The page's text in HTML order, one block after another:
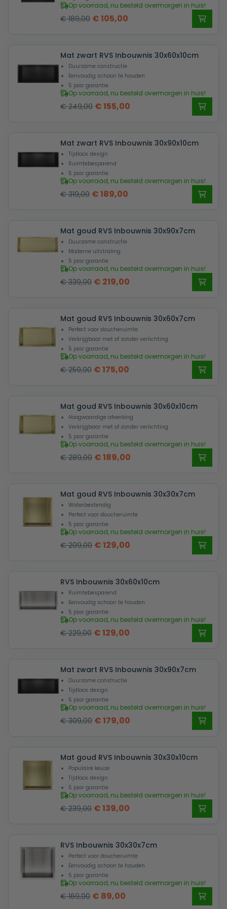
Op voorraad, nu besteld overmorgen in huis!
€189,00 Oorspronkelijke
was:
€ 189,00.
€105,00
is:
€ 105,00.
Mat zwart RVS Inbouwnis 30x60x10cm
Duurzame constructie
Eenvoudig schoon te houden
5 jaar garantie
Op voorraad, nu besteld overmorgen in huis!
€249,00 Oorspronkelijke
was:
€ 249,00.
€155,00
is:
€ 155,00.
Mat zwart RVS Inbouwnis 30x90x10cm
Tijdloos design
Ruimtebesparend
5 jaar garantie
Op voorraad, nu besteld overmorgen in huis!
€319,00 Oorspronkelijke
was:
€ 319,00.
€189,00
is:
€ 189,00.
Mat goud RVS Inbouwnis 30x90x7cm
Duurzame constructie
Moderne uitstraling
5 jaar garantie
Op voorraad, nu besteld overmorgen in huis!
€339,00 Oorspronkelijke
was:
€ 339,00.
€ 219,00
is:
€ 219,00.
Mat goud RVS Inbouwnis 30x60x7cm
Perfect voor doucheruimte
Verkrijgbaar met of zonder verlichting
5 jaar garantie
Op voorraad, nu besteld overmorgen in huis!
€259,00 Oorspronkelijke
was:
€ 259,00.
€175,00
is:
€ 175,00.
Mat goud RVS Inbouwnis 30x60x10cm
Hoogwaardige afwerking
Verkrijgbaar met of zonder verlichting
5 jaar garantie
Op voorraad, nu besteld overmorgen in huis!
€289,00 Oorspronkelijke
was:
€ 289,00.
€189,00
is:
€ 189,00.
Mat goud RVS Inbouwnis 30x30x7cm
Waterbestendig
Perfect voor doucheruimte
5 jaar garantie
Op voorraad, nu besteld overmorgen in huis!
€209,00 Oorspronkelijke
was:
€ 209,00.
€129,00
is:
€ 129,00.
RVS Inbouwnis 30x60x10cm
Ruimtebesparend
Eenvoudig schoon te houden
5 jaar garantie
Op voorraad, nu besteld overmorgen in huis!
€229,00 Oorspronkelijke
was:
€ 229,00.
€129,00
is:
€ 129,00.
Mat zwart RVS Inbouwnis 30x90x7cm
Duurzame constructie
Tijdloos design
5 jaar garantie
Op voorraad, nu besteld overmorgen in huis!
€309,00 Oorspronkelijke
was:
€ 309,00.
€179,00
is:
€ 179,00.
Mat goud RVS Inbouwnis 30x30x10cm
Populaire keuze
Tijdloos design
5 jaar garantie
Op voorraad, nu besteld overmorgen in huis!
€239,00 Oorspronkelijke
was:
€ 239,00.
€139,00
is:
€ 139,00.
RVS Inbouwnis 30x30x7cm
Perfect voor doucheruimte
Eenvoudig schoon te houden
5 jaar garantie
Op voorraad, nu besteld overmorgen in huis!
€169,00 Oorspronkelijke
€ 89,00